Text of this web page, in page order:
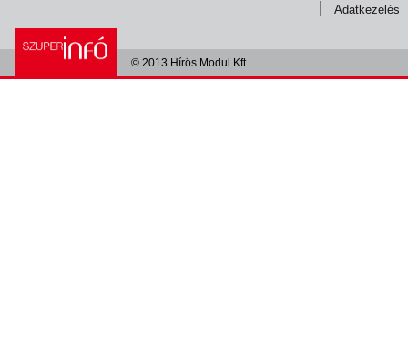
Adatkezelés
© 2013 Hírös Modul Kft.